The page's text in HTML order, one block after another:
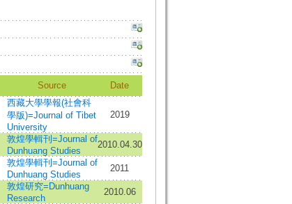
Source Date
西藏大學學報(社會科
學版)=Journal of Tibet
University
2019
敦煌學輯刊=Journal of
Dunhuang Studies
2010.04.30
敦煌學輯刊=Journal of
Dunhuang Studies
2011
敦煌研究=Dunhuang
Research
2010.06